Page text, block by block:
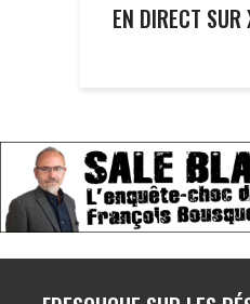
EN DIRECT SUR